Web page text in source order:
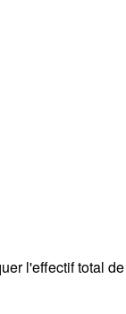
l'effectif total